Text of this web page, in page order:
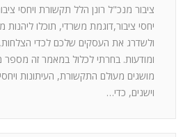
ציבור מנכ"ל רונן הלל תקשורת ויחסי
יחסי ציבור,דוגמת משרדי, תוכלו ליהנות
ולשדרג את העסקים שלכם לכדי
ומודעות. בחרתי לכלול במאמר זה מספר
מושגים מעולם התקשורת, העיתונות
וישנים, כדי…